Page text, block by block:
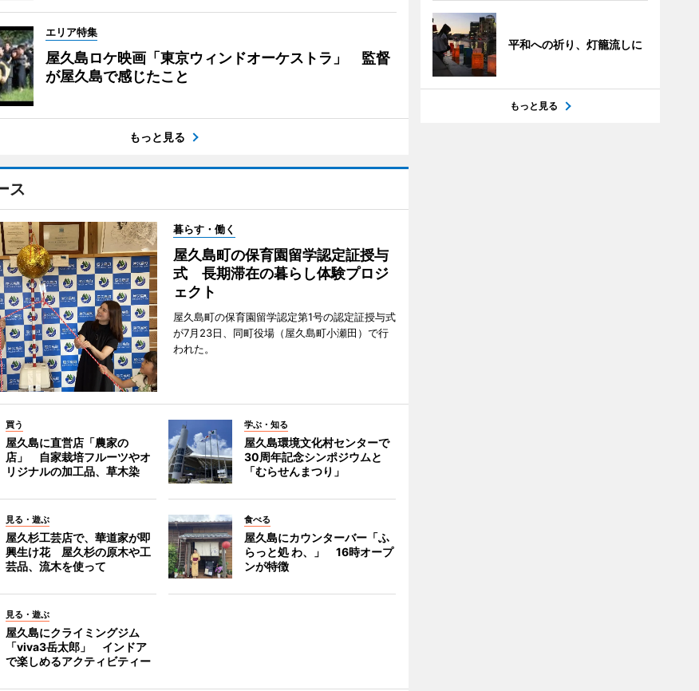
エリア特集
屋久島ロケ映画「東京ウィンドオーケストラ」 監督
が屋久島で感じたこと
もっと見る
ス
暮らす・働く
屋久島町の保育園留学認定証授与
式 長期滞在の暮らし体験プロジ
ェクト
屋久島町の保育園留学認定第1号の認定証授与式
が7月23日、同町役場（屋久島町小瀬田）で行
われた。
買う
屋久島に直営店「農家の
店」 自家栽培フルーツやオ
リジナルの加工品、草木染
学ぶ・知る
屋久島環境文化村センターで
30周年記念シンポジウムと
「むらせんまつり」
見る・遊ぶ
屋久杉工芸店で、華道家が即
興生け花 屋久杉の原木や工
芸品、流木を使って
食べる
屋久島にカウンターバー「ふ
らっと処 わ、」 16時オープ
ンが特徴
見る・遊ぶ
屋久島にクライミングジム
「viva3岳太郎」 インドア
で楽しめるアクティビティー
平和への祈り、灯籠流しに
もっと見る